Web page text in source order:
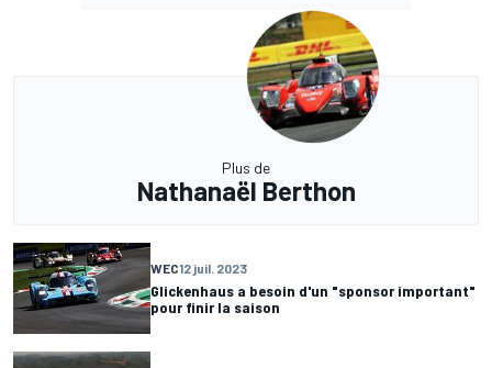
Plus de
Nathanaël Berthon
WEC12 juil. 2023
Glickenhaus a besoin d'un "sponsor important"
pour finir la saison